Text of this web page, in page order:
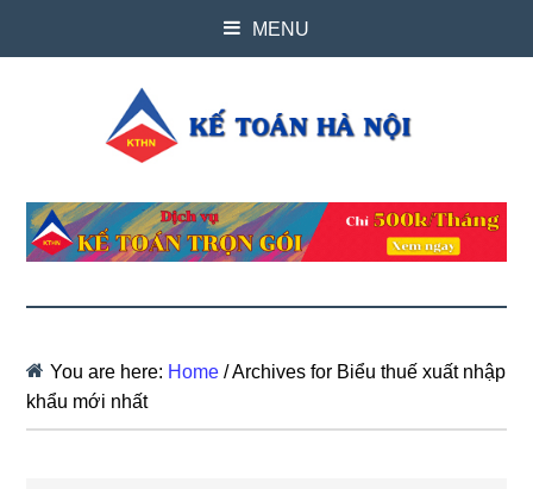
MENU
You are here: Home /Archives for Biểu thuế xuất nhập
khẩu mới nhất